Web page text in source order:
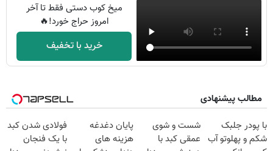
میخ کوب دستی فقط تا آخر
امروز حراج خورد!🔥
خرید با تخفیف
مطالب پیشنهادی
با پودر جلبک
شکم و پهلوتو آب
شست و شوی
عمقی کبد با
پایان دغدغه
هزینه های
فولادی شدن کبد
با یک فنجان